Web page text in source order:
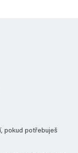
pokud potřebuješ